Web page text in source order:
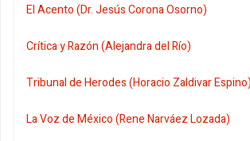
El Acento (Dr. Jesús Corona Osorno)
Crítica y Razón (Alejandra del Río)
Tribunal de Herodes (Horacio Zaldivar Espino)
La Voz de México (Rene Narváez Lozada)